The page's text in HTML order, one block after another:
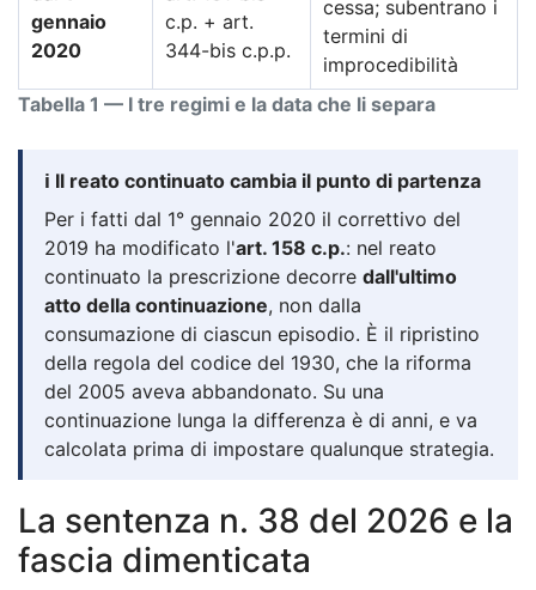
Tabella 1 — I tre regimi e la data che li separa
gennaio
2020
c.p. + art.
344-bis c.p.p.
cessa; subentrano i
termini di
improcedibilità
ℹ️ Il reato continuato cambia il punto di partenza
Per i fatti dal 1° gennaio 2020 il correttivo del
2019 ha modificato l'art. 158 c.p.: nel reato
continuato la prescrizione decorre dall'ultimo
atto della continuazione, non dalla
consumazione di ciascun episodio. È il ripristino
della regola del codice del 1930, che la riforma
del 2005 aveva abbandonato. Su una
continuazione lunga la differenza è di anni, e va
calcolata prima di impostare qualunque strategia.
La sentenza n. 38 del 2026 e la
fascia dimenticata